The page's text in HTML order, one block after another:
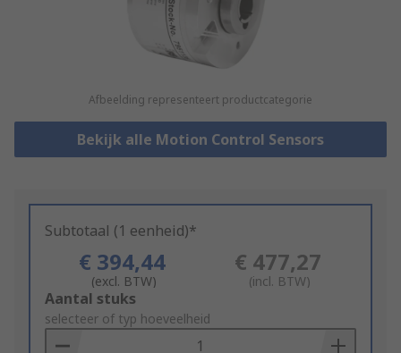
Afbeelding representeert productcategorie
Bekijk alle Motion Control Sensors
Subtotaal (1 eenheid)*
€ 394,44
(excl. BTW)
€ 477,27
(incl. BTW)
Add
to
Basket
Aantal stuks
selecteer of typ hoeveelheid